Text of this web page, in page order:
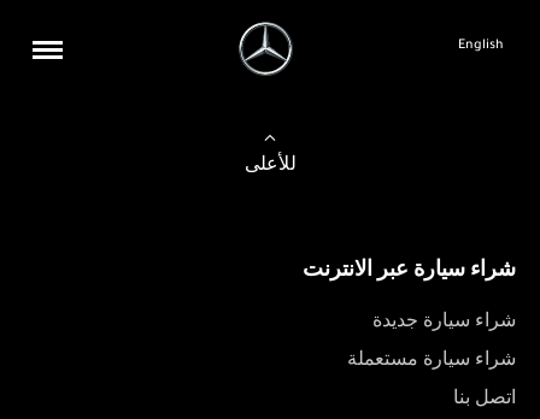
English
للأعلى
شراء سيارة عبر الانترنت
شراء سيارة جديدة
شراء سيارة مستعملة
اتصل بنا